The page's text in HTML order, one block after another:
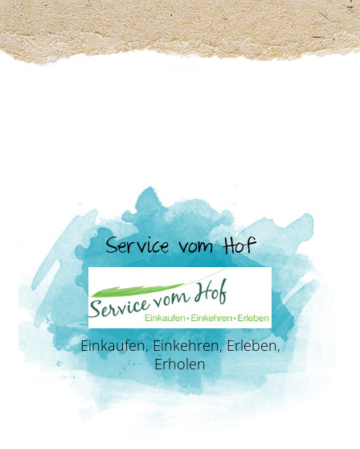
Service vom Hof
Einkaufen, Einkehren, Erleben,
Erholen